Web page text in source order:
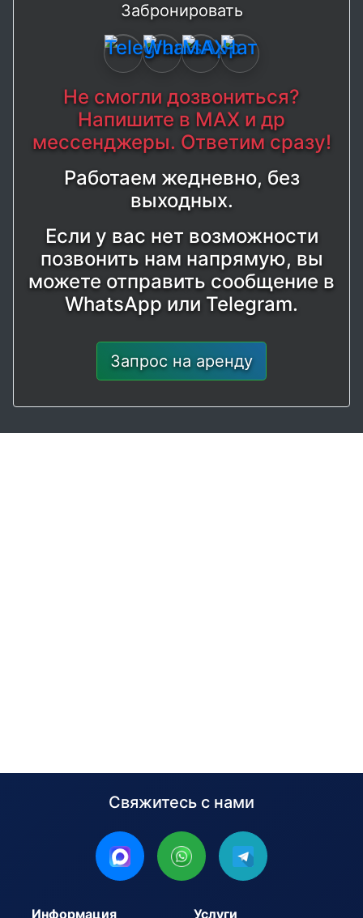
Забронировать
Не смогли дозвониться?
Напишите в MAX и др
мессенджеры. Ответим сразу!
Работаем жедневно, без
выходных.
Если у вас нет возможности
позвонить нам напрямую, вы
можете отправить сообщение в
WhatsApp или Telegram.
Запрос на аренду
Свяжитесь с нами
Информация Услуги